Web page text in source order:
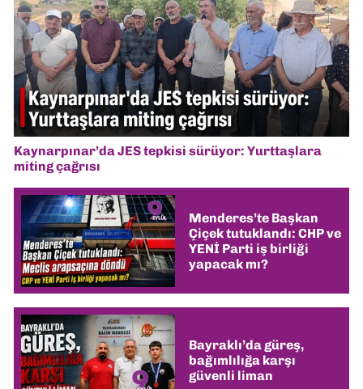
Kaynarpınar’da JES tepkisi sürüyor: Yurttaşlara
miting çağrısı
Menderes’te Başkan
Çiçek tutuklandı: CHP ve
YENİ Parti iş birliği
yapacak mı?
Bayraklı’da güreş,
bağımlılığa karşı
güvenli liman